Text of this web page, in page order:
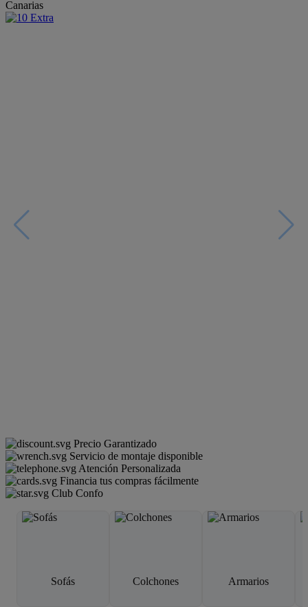
Canarias
Precio Garantizado
Servicio de montaje disponible
Atención Personalizada
Financia tus compras fácilmente
Club Confo
Sofás Colchones Armarios